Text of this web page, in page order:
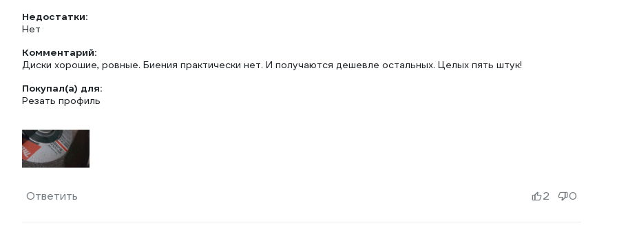
Недостатки:
Нет
Комментарий:
Диски хорошие, ровные. Биения практически нет. И получаются дешевле остальных. Целых пять штук!
Покупал(а) для:
Резать профиль
Ответить 2 0